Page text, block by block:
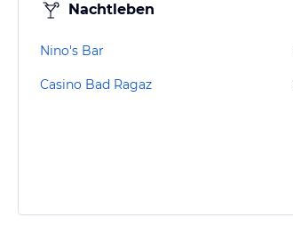
Nachtleben
Nino's Bar
Casino Bad Ragaz